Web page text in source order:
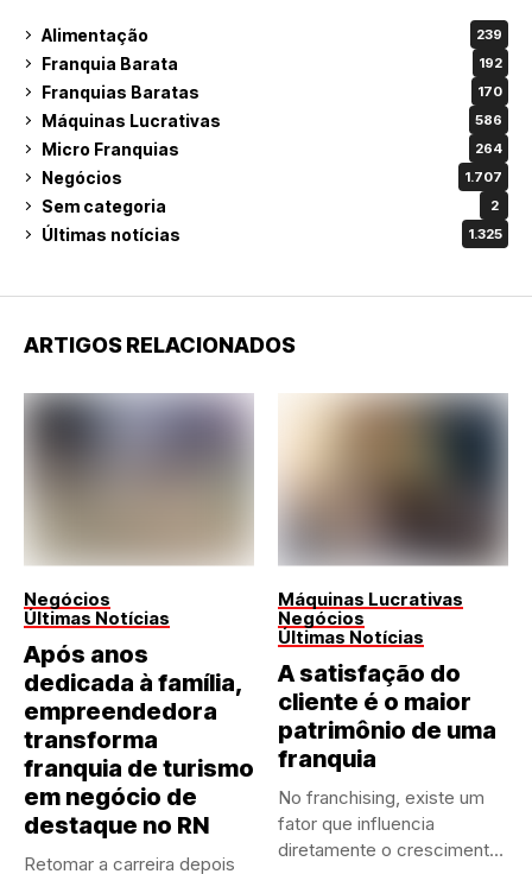
Alimentação 239
Franquia Barata 192
Franquias Baratas 170
Máquinas Lucrativas 586
Micro Franquias 264
Negócios 1.707
Sem categoria 2
Últimas notícias 1.325
ARTIGOS RELACIONADOS
Negócios
Últimas Notícias
Após anos
dedicada à família,
empreendedora
transforma
franquia de turismo
em negócio de
destaque no RN
Retomar a carreira depois
Máquinas Lucrativas
Negócios
Últimas Notícias
A satisfação do
cliente é o maior
patrimônio de uma
franquia
No franchising, existe um
fator que influencia
diretamente o crescimento